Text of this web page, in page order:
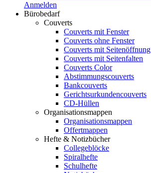
Anmelden
Bürobedarf
Couverts
Couverts mit Fenster
Couverts ohne Fenster
Couverts mit Seitenöffnung
Couverts mit Seitenfalten
Couverts Color
Abstimmungscouverts
Bankcouverts
Gerichtsurkundencouverts
CD-Hüllen
Organisationsmappen
Organisationsmappen
Offertmappen
Hefte & Notizbücher
Collegeblöcke
Spiralhefte
Schulhefte